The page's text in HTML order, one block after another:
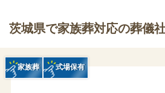
茨城県で家族葬対応の葬儀
家族葬 式場保有